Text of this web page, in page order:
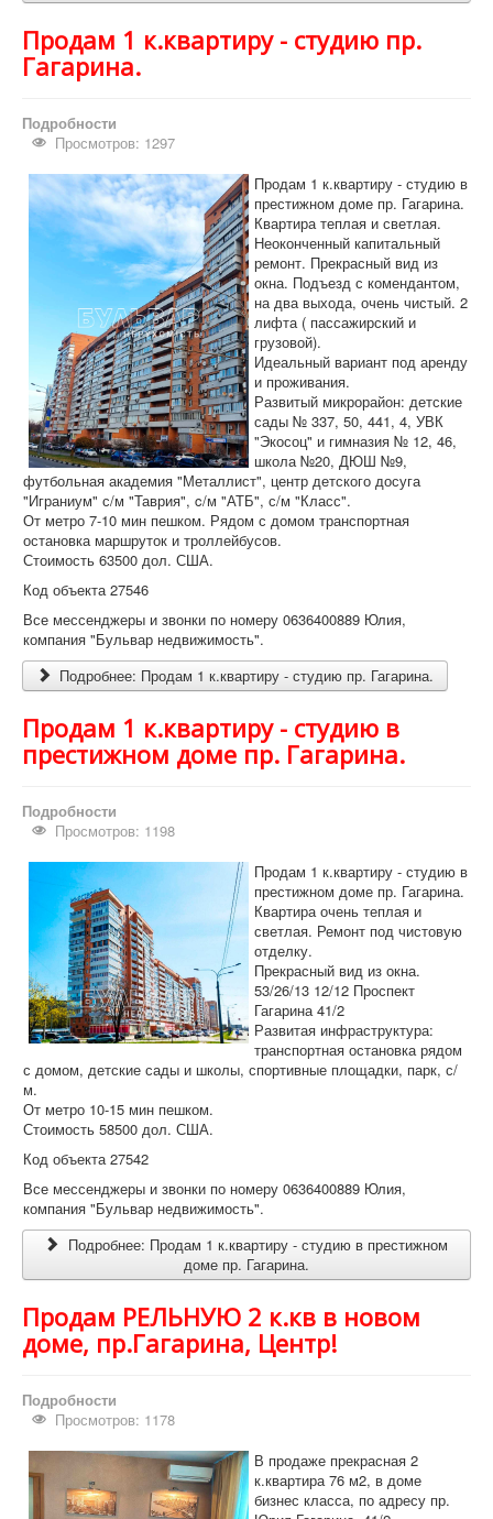
Продам 1 к.квартиру - студию пр.
Гагарина.
Подробности
Просмотров: 1297
Продам 1 к.квартиру - студию в
престижном доме пр. Гагарина.
Квартира теплая и светлая.
Неоконченный капитальный
ремонт. Прекрасный вид из
окна. Подъезд с комендантом,
на два выхода, очень чистый. 2
лифта ( пассажирский и
грузовой).
Идеальный вариант под аренду
и проживания.
Развитый микрорайон: детские
сады № 337, 50, 441, 4, УВК
"Экосоц" и гимназия № 12, 46,
школа №20, ДЮШ №9,
футбольная академия "Металлист", центр детского досуга
"Играниум" с/м "Таврия", c/м "АТБ", с/м "Класс".
От метро 7-10 мин пешком. Рядом с домом транспортная
остановка маршруток и троллейбусов.
Стоимость 63500 дол. США.
Код объекта 27546
Все мессенджеры и звонки по номеру 0636400889 Юлия,
компания "Бульвар недвижимость".
Подробнее: Продам 1 к.квартиру - студию пр. Гагарина.
Продам 1 к.квартиру - студию в
престижном доме пр. Гагарина.
Подробности
Просмотров: 1198
Продам 1 к.квартиру - студию в
престижном доме пр. Гагарина.
Квартира очень теплая и
светлая. Ремонт под чистовую
отделку.
Прекрасный вид из окна.
53/26/13 12/12 Проспект
Гагарина 41/2
Развитая инфраструктура:
транспортная остановка рядом
с домом, детские сады и школы, спортивные площадки, парк, с/
м.
От метро 10-15 мин пешком.
Стоимость 58500 дол. США.
Код объекта 27542
Все мессенджеры и звонки по номеру 0636400889 Юлия,
компания "Бульвар недвижимость".
Подробнее: Продам 1 к.квартиру - студию в престижном
доме пр. Гагарина.
Продам РЕЛЬНУЮ 2 к.кв в новом
доме, пр.Гагарина, Центр!
Подробности
Просмотров: 1178
В продаже прекрасная 2
к.квартира 76 м2, в доме
бизнес класса, по адресу пр.